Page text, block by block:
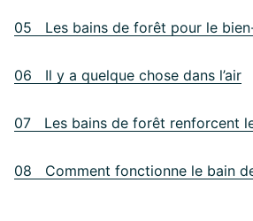
05 Les bains de forêt pour le
06 Il y a quelque chose dans l’air
08 Comment fonctionne le bain